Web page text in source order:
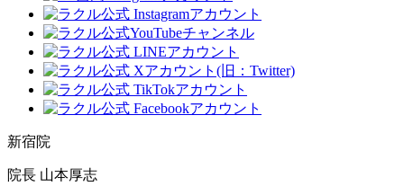
新宿院
院長 山本厚志